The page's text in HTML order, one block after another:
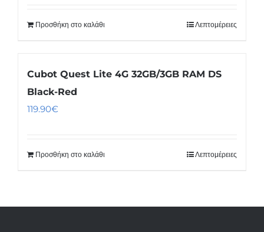
Προσθήκη στο καλάθι Λεπτομέρειες
Cubot Quest Lite 4G 32GB/3GB RAM DS
Black-Red
119.90€
Προσθήκη στο καλάθι Λεπτομέρειες